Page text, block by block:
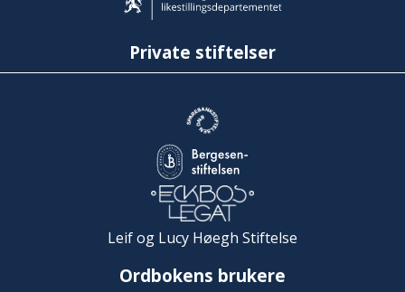
Private stiftelser
Leif og Lucy Høegh Stiftelse
Ordbokens brukere